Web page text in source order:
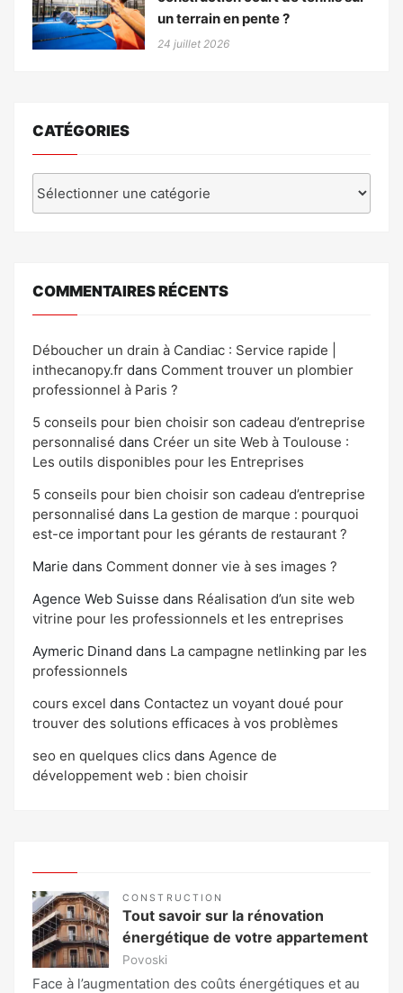
un terrain en pente ?
24 juillet 2026
CATÉGORIES
COMMENTAIRES RÉCENTS
Déboucher un drain à Candiac : Service rapide |
inthecanopy.fr dans Comment trouver un plombier
professionnel à Paris ?
5 conseils pour bien choisir son cadeau d’entreprise
personnalisé dans Créer un site Web à Toulouse :
Les outils disponibles pour les Entreprises
5 conseils pour bien choisir son cadeau d’entreprise
personnalisé dans La gestion de marque : pourquoi
est-ce important pour les gérants de restaurant ?
Marie dans Comment donner vie à ses images ?
Agence Web Suisse dans Réalisation d’un site web
vitrine pour les professionnels et les entreprises
Aymeric Dinand dans La campagne netlinking par les
professionnels
cours excel dans Contactez un voyant doué pour
trouver des solutions efficaces à vos problèmes
seo en quelques clics dans Agence de
développement web : bien choisir
CONSTRUCTION
Tout savoir sur la rénovation
énergétique de votre appartement
Povoski
Face à l’augmentation des coûts énergétiques et au